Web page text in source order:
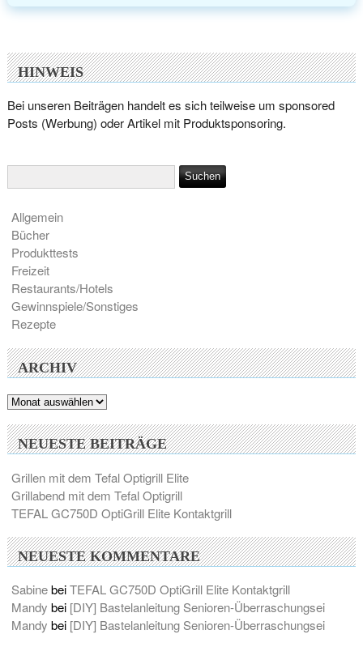
HINWEIS
Bei unseren Beiträgen handelt es sich teilweise um sponsored
Posts (Werbung) oder Artikel mit Produktsponsoring.
Allgemein
Bücher
Produkttests
Freizeit
Restaurants/Hotels
Gewinnspiele/Sonstiges
Rezepte
ARCHIV
Archiv
NEUESTE BEITRÄGE
Grillen mit dem Tefal Optigrill Elite
Grillabend mit dem Tefal Optigrill
TEFAL GC750D OptiGrill Elite Kontaktgrill
NEUESTE KOMMENTARE
SabinebeiTEFAL GC750D OptiGrill Elite Kontaktgrill
Mandy bei [DIY] Bastelanleitung Senioren-Überraschungsei
Mandy bei [DIY] Bastelanleitung Senioren-Überraschungsei